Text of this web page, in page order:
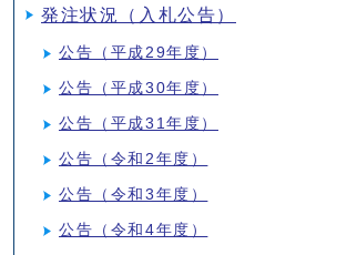
発注状況（入札公告）
公告（平成29年度）
公告（平成30年度）
公告（平成31年度）
公告（令和2年度）
公告（令和3年度）
公告（令和4年度）